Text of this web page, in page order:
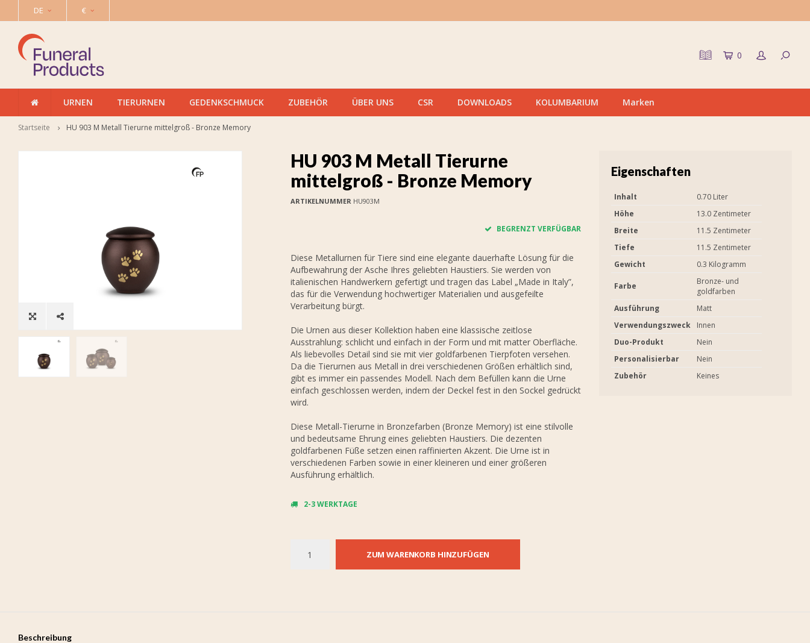
DE €
0
URNEN TIERURNEN GEDENKSCHMUCK ZUBEHÖR ÜBER UNS CSR DOWNLOADS KOLUMBARIUM Marken
Startseite HU 903 M Metall Tierurne mittelgroß - Bronze Memory
HU 903 M Metall Tierurne
mittelgroß - Bronze Memory
ARTIKELNUMMERHU903M
BEGRENZT VERFÜGBAR
Diese Metallurnen für Tiere sind eine elegante dauerhafte Lösung für die
Aufbewahrung der Asche Ihres geliebten Haustiers. Sie werden von
italienischen Handwerkern gefertigt und tragen das Label „Made in Italy”,
das für die Verwendung hochwertiger Materialien und ausgefeilte
Verarbeitung bürgt.
Die Urnen aus dieser Kollektion haben eine klassische zeitlose
Ausstrahlung: schlicht und einfach in der Form und mit matter Oberfläche.
Als liebevolles Detail sind sie mit vier goldfarbenen Tierpfoten versehen.
Da die Tierurnen aus Metall in drei verschiedenen Größen erhältlich sind,
gibt es immer ein passendes Modell. Nach dem Befüllen kann die Urne
einfach geschlossen werden, indem der Deckel fest in den Sockel gedrückt
wird.
Diese Metall-Tierurne in Bronzefarben (Bronze Memory) ist eine stilvolle
und bedeutsame Ehrung eines geliebten Haustiers. Die dezenten
goldfarbenen Füße setzen einen raffinierten Akzent. Die Urne ist in
verschiedenen Farben sowie in einer kleineren und einer größeren
Ausführung erhältlich.
2-3 WERKTAGE
ZUM WARENKORB HINZUFÜGEN
Eigenschaften
Inhalt
0.70 Liter
Höhe
13.0 Zentimeter
Breite
11.5 Zentimeter
Tiefe
11.5 Zentimeter
Gewicht
0.3 Kilogramm
Farbe
Bronze- und
goldfarben
Ausführung
Matt
Verwendungszweck
Innen
Duo-Produkt
Nein
Personalisierbar
Nein
Zubehör
Keines
Beschreibung